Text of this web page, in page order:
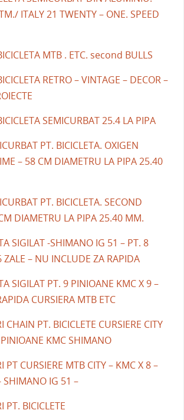
ITALY 21 TWENTY – ONE. SPEED
MTB . ETC. second BULLS
RETRO – VINTAGE – DECOR –
SEMICURBAT 25.4 LA PIPA
PT. BICICLETA. OXIGEN
– 58 CM DIAMETRU LA PIPA 25.40
PT. BICICLETA. SECOND
DIAMETRU LA PIPA 25.40 MM.
SIGILAT -SHIMANO IG 51 – PT. 8
– NU INCLUDE ZA RAPIDA
SIGILAT PT. 9 PINIOANE KMC X 9 –
CURSIERA MTB ETC
CHAIN PT. BICICLETE CURSIERE CITY
KMC SHIMANO
PT CURSIERE MTB CITY – KMC X 8 –
SHIMANO IG 51 –
PT. BICICLETE